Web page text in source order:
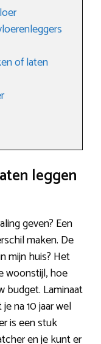
of laten
leggen
geven? Een
maken. De
mijn huis? Het
woonstijl, hoe
budget. Laminaat
na 10 jaar wel
is een stuk
en je kunt er